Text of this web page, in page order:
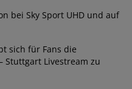
bei Sky Sport UHD und auf
sich für Fans die
Stuttgart Livestream zu